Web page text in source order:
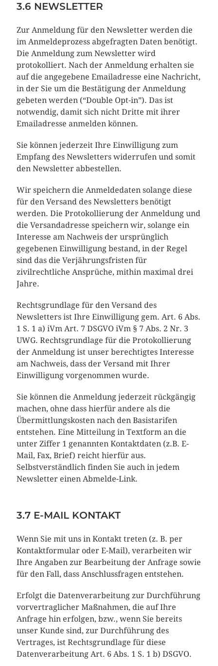
3.6 NEWSLETTER
Zur Anmeldung für den Newsletter werden die
im Anmeldeprozess abgefragten Daten benötigt.
Die Anmeldung zum Newsletter wird
protokolliert. Nach der Anmeldung erhalten sie
auf die angegebene Emailadresse eine Nachricht,
in der Sie um die Bestätigung der Anmeldung
gebeten werden (“Double Opt-in”). Das ist
notwendig, damit sich nicht Dritte mit ihrer
Emailadresse anmelden können.
Sie können jederzeit Ihre Einwilligung zum
Empfang des Newsletters widerrufen und somit
den Newsletter abbestellen.
Wir speichern die Anmeldedaten solange diese
für den Versand des Newsletters benötigt
werden. Die Protokollierung der Anmeldung und
die Versandadresse speichern wir, solange ein
Interesse am Nachweis der ursprünglich
gegebenen Einwilligung bestand, in der Regel
sind das die Verjährungsfristen für
zivilrechtliche Ansprüche, mithin maximal drei
Jahre.
Rechtsgrundlage für den Versand des
Newsletters ist Ihre Einwilligung gem. Art. 6 Abs.
1 S. 1 a) iVm Art. 7 DSGVO iVm § 7 Abs. 2 Nr. 3
UWG. Rechtsgrundlage für die Protokollierung
der Anmeldung ist unser berechtigtes Interesse
am Nachweis, dass der Versand mit Ihrer
Einwilligung vorgenommen wurde.
Sie können die Anmeldung jederzeit rückgängig
machen, ohne dass hierfür andere als die
Übermittlungskosten nach den Basistarifen
entstehen. Eine Mitteilung in Textform an die
unter Ziffer 1 genannten Kontaktdaten (z.B. E-
Mail, Fax, Brief) reicht hierfür aus.
Selbstverständlich finden Sie auch in jedem
Newsletter einen Abmelde-Link.
3.7 E-MAIL KONTAKT
Wenn Sie mit uns in Kontakt treten (z. B. per
Kontaktformular oder E-Mail), verarbeiten wir
Ihre Angaben zur Bearbeitung der Anfrage sowie
für den Fall, dass Anschlussfragen entstehen.
Erfolgt die Datenverarbeitung zur Durchführung
vorvertraglicher Maßnahmen, die auf Ihre
Anfrage hin erfolgen, bzw., wenn Sie bereits
unser Kunde sind, zur Durchführung des
Vertrages, ist Rechtsgrundlage für diese
Datenverarbeitung Art. 6 Abs. 1 S. 1 b) DSGVO.